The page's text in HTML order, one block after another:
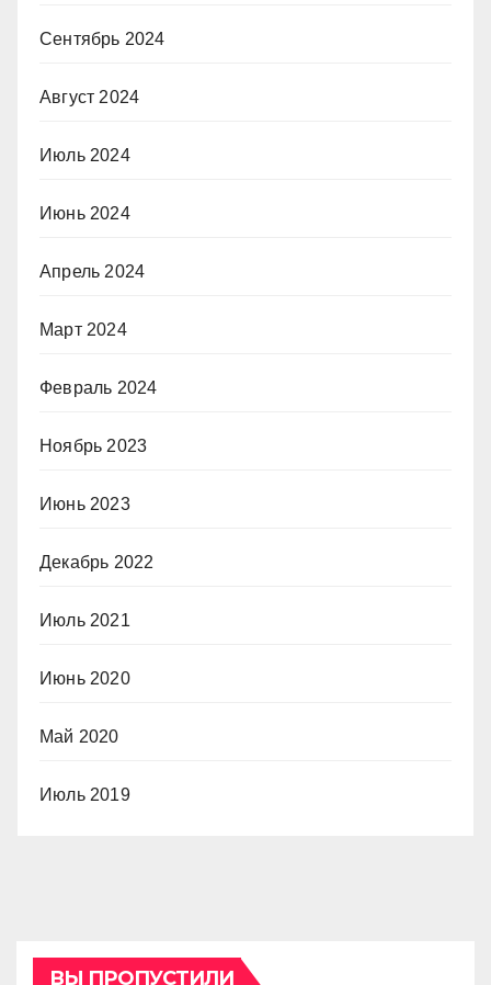
Сентябрь 2024
Август 2024
Июль 2024
Июнь 2024
Апрель 2024
Март 2024
Февраль 2024
Ноябрь 2023
Июнь 2023
Декабрь 2022
Июль 2021
Июнь 2020
Май 2020
Июль 2019
ВЫ ПРОПУСТИЛИ